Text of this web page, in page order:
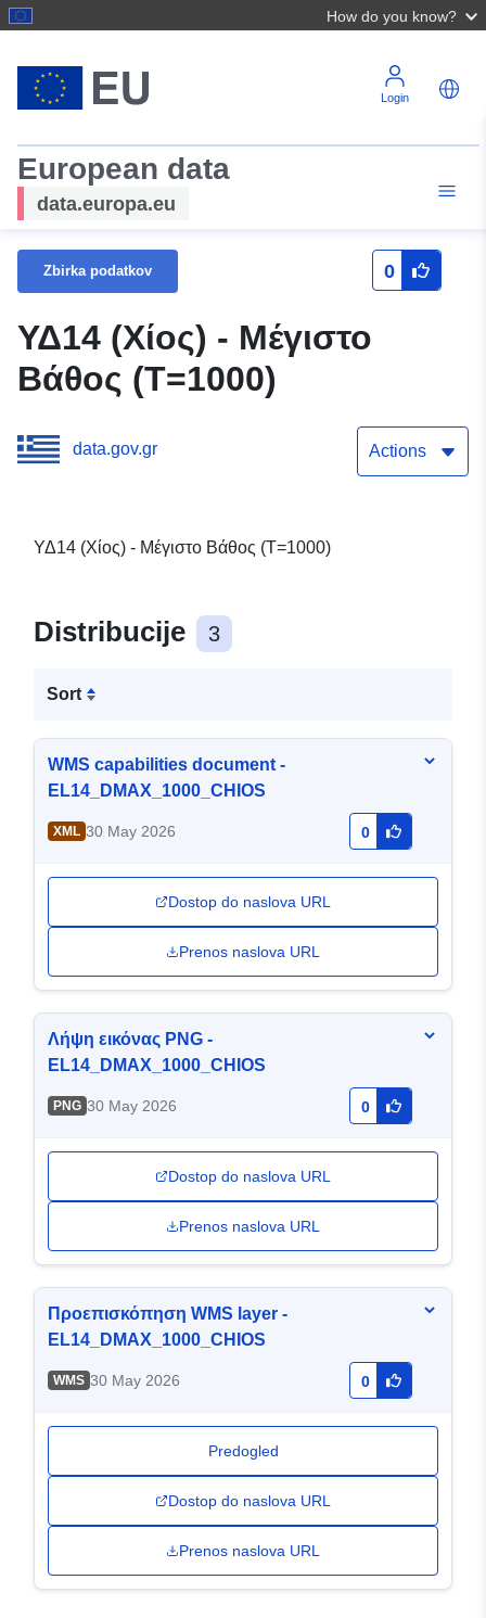
How do you know?
Login
European data
data.europa.eu
Zbirka podatkov 0
ΥΔ14 (Χίος) - Μέγιστο
Βάθος (T=1000)
data.gov.gr Actions
ΥΔ14 (Χίος) - Μέγιστο Βάθος (T=1000)
Distribucije 3
Sort
WMS capabilities document -
EL14_DMAX_1000_CHIOS
XML 30 May 2026 0
Dostop do naslova URL
Prenos naslova URL
Λήψη εικόνας PNG -
EL14_DMAX_1000_CHIOS
PNG 30 May 2026 0
Dostop do naslova URL
Prenos naslova URL
Προεπισκόπηση WMS layer -
EL14_DMAX_1000_CHIOS
WMS 30 May 2026 0
Predogled
Dostop do naslova URL
Prenos naslova URL